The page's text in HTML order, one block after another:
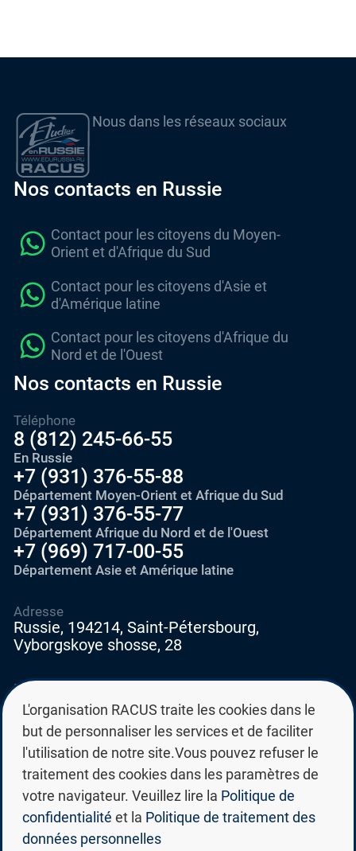
Nous dans les réseaux sociaux
Nos contacts en Russie
Contact pour les citoyens du Moyen-
Orient et d'Afrique du Sud
Contact pour les citoyens d'Asie et
d'Amérique latine
Contact pour les citoyens d'Afrique du
Nord et de l'Ouest
Nos contacts en Russie
Téléphone
8 (812) 245-66-55
En Russie
+7 (931) 376-55-88
Département Moyen-Orient et Afrique du Sud
+7 (931) 376-55-77
Département Afrique du Nord et de l'Ouest
+7 (969) 717-00-55
Département Asie et Amérique latine
E-mail
education@edurussia.org
edurussia@racus.ru
Adresse
Russie, 194214, Saint-Pétersbourg,
Vyborgskoye shosse, 28
Politique de confidentialité
L'organisation RACUS traite les cookies dans le
but de personnaliser les services et de faciliter
l'utilisation de notre site.Vous pouvez refuser le
traitement des cookies dans les paramètres de
votre navigateur. Veuillez lire la Politique de
confidentialité et la Politique de traitement des
données personnelles